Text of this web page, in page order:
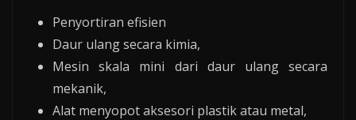
Penyortiran efisien
Daur ulang secara kimia,
Mesin skala mini dari daur ulang secara
mekanik,
Alat menyopot aksesori plastik atau metal,